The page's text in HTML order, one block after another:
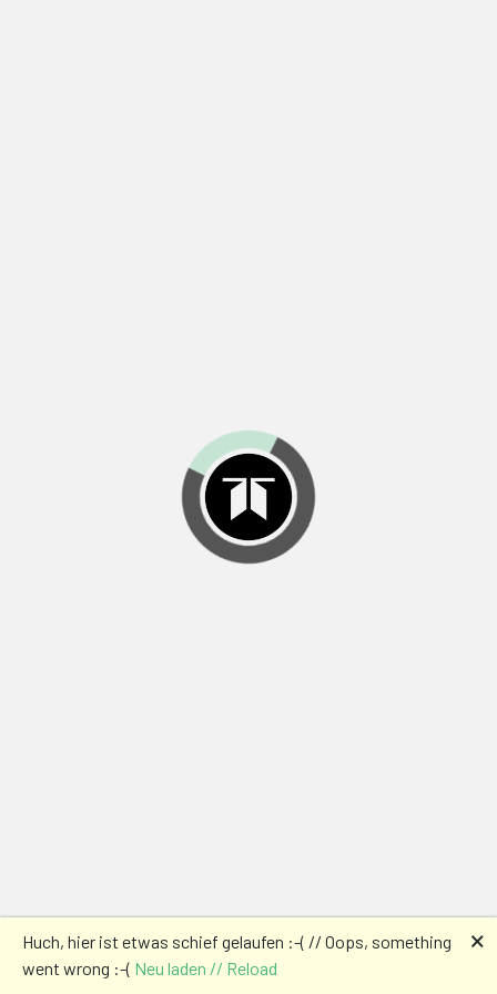
Huch, hier ist etwas schief gelaufen :-( // Oops, something
went wrong :-( Neu laden // Reload
🗙